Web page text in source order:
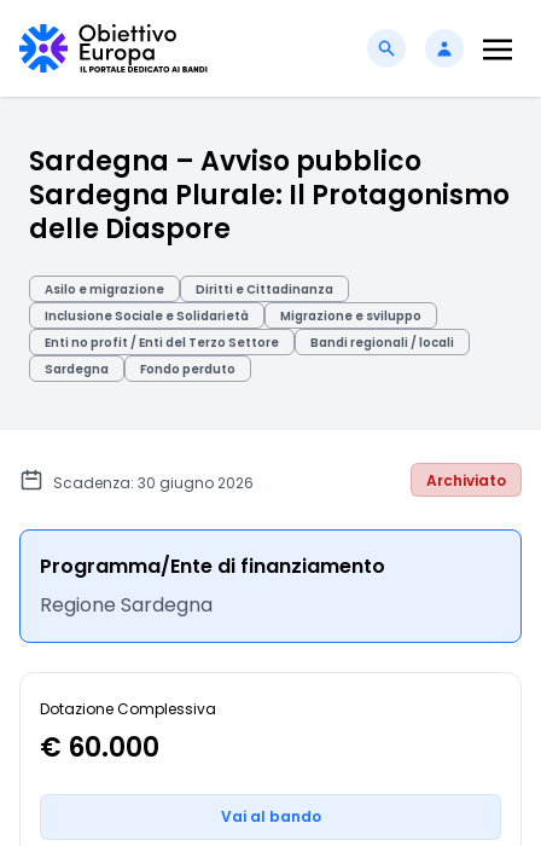
Sardegna – Avviso pubblico
Sardegna Plurale: Il Protagonismo
delle Diaspore
Asilo e migrazione
Diritti e Cittadinanza
Inclusione Sociale e Solidarietà
Migrazione e sviluppo
Enti no profit / Enti del Terzo Settore
Bandi regionali / locali
Sardegna
Fondo perduto
Scadenza: 30 giugno 2026 Archiviato
Programma/Ente di finanziamento
Regione Sardegna
Dotazione Complessiva
€ 60.000
Vai al bando